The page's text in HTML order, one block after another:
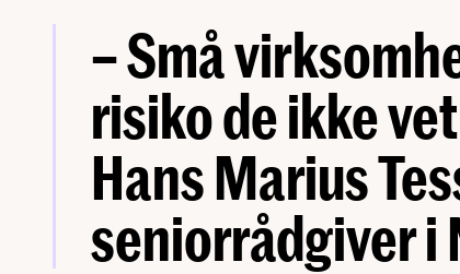
– Små
risiko de ikke
Hans Marius
seniorrådgiver i